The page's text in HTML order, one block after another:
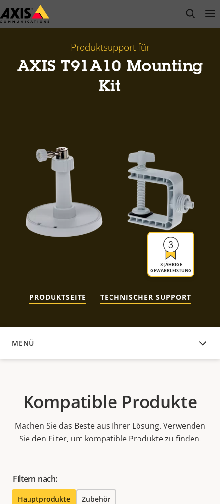
Zum
Hauptinhalt
open
Produktsupport für
AXIS T91A10 Mounting
Kit
3-JÄHRIGE
GEWÄHRLEISTUNG
PRODUKTSEITE TECHNISCHER SUPPORT
MENÜ
KOMPATIBLE PRODUKTE
Kompatible Produkte
Machen Sie das Beste aus Ihrer Lösung. Verwenden
Sie den Filter, um kompatible Produkte zu finden.
Filtern nach:
Hauptprodukte Zubehör